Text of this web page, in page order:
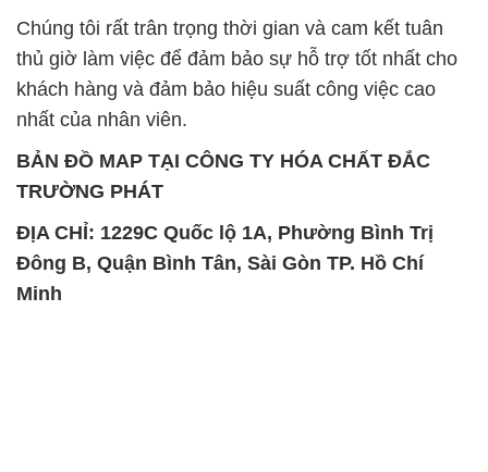
Chúng tôi rất trân trọng thời gian và cam kết tuân
thủ giờ làm việc để đảm bảo sự hỗ trợ tốt nhất cho
khách hàng và đảm bảo hiệu suất công việc cao
nhất của nhân viên.
BẢN ĐỒ MAP TẠI CÔNG TY HÓA CHẤT ĐẮC
TRƯỜNG PHÁT
ĐỊA CHỈ: 1229C Quốc lộ 1A, Phường Bình Trị
Đông B, Quận Bình Tân, Sài Gòn TP. Hồ Chí
Minh